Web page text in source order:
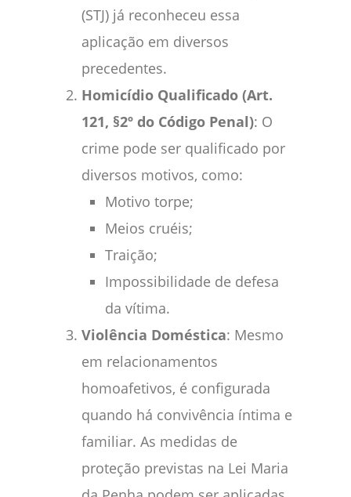
(STJ) já reconheceu essa
aplicação em diversos
precedentes.
Homicídio Qualificado (Art.
121, §2º do Código Penal): O
crime pode ser qualificado por
diversos motivos, como:
Motivo torpe;
Meios cruéis;
Traição;
Impossibilidade de defesa
da vítima.
Violência Doméstica: Mesmo
em relacionamentos
homoafetivos, é configurada
quando há convivência íntima e
familiar. As medidas de
proteção previstas na Lei Maria